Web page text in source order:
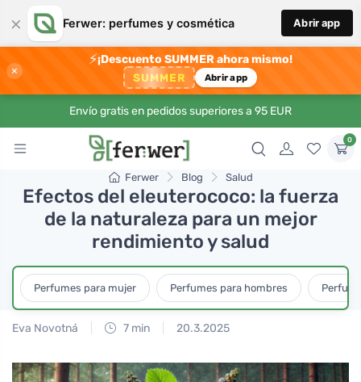
× Ferwer: perfumes y cosmética Abrir app
×
⚡¡Descuento SUMMER ahora mismo!
SUMMER Abrir app
Envío gratis en pedidos superiores a 95 EUR
0
Ferwer Blog Salud
Efectos del eleuterococo: la fuerza
de la naturaleza para un mejor
rendimiento y salud
Perfumes para mujer Perfumes para hombres
Eva Novotná 7 min 20.3.2025